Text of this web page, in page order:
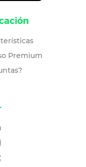
Premium